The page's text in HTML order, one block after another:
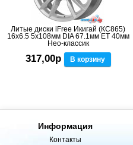
Литые диски iFree Икигай (КС865)
16x6.5 5x108мм DIA 67.1мм ET 40мм
Нео-классик
317,00р В корзину
Информация
Контакты